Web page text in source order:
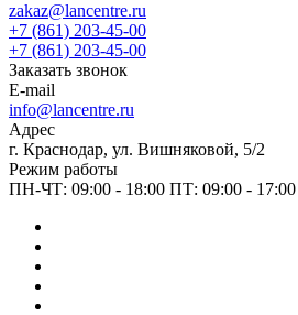
zakaz@lancentre.ru
+7 (861) 203-45-00
+7 (861) 203-45-00
Заказать звонок
E-mail
info@lancentre.ru
Адрес
г. Краснодар, ул. Вишняковой, 5/2
Режим работы
ПН-ЧТ: 09:00 - 18:00 ПТ: 09:00 - 17:00